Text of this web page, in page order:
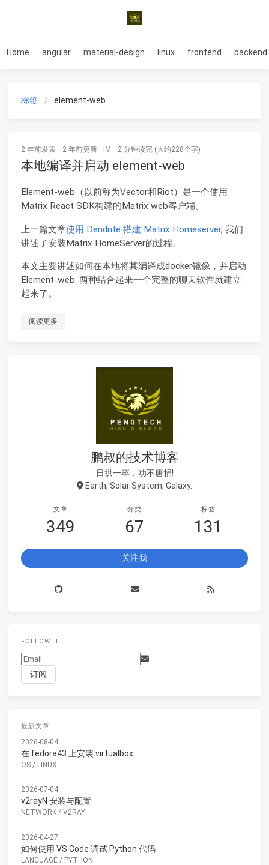
Home angular material-design linux frontend backend
标签 element-web
2 年前发表 2 年前更新 IM 2 分钟读完 (大约228个字)
本地编译并启动 element-web
Element-web（以前称为Vector和Riot）是一个使用
Matrix React SDK构建的Matrix web客户端。
上一篇文章使用 Dendrite 搭建 Matrix Homeserver, 我们
讲述了安装Matrix HomeServer的过程。
本文主要讲述如何在本地将其编译成docker镜像，并启动
Element-web. 两种结合起来一个完整的聊天软件就建立
起来了。
阅读更多
鹏叔的技术博客
日拱一卒，功不唐捐!
Earth, Solar System, Galaxy.
文章
349
分类
67
标签
131
关注我
FOLLOW.IT
最新文章
2026-08-04
在 fedora43 上安装 virtualbox
OS / LINUX
2026-07-04
v2rayN 安装与配置
NETWORK / V2RAY
2026-04-27
如何使用 VS Code 调试 Python 代码
LANGUAGE / PYTHON